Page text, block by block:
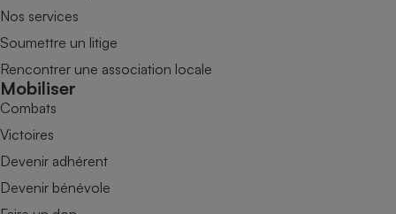
Nos services
Soumettre un litige
Rencontrer une association locale
Mobiliser
Combats
Victoires
Devenir adhérent
Devenir bénévole